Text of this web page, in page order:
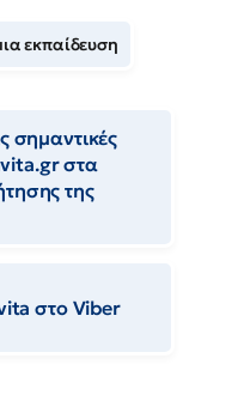
εκπαίδευση
σημαντικές
στα
της
στο Viber